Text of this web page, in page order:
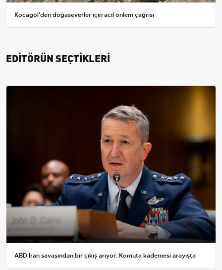
Kocagöl'den doğaseverler için acil önlem çağrısı
EDİTÖRÜN SEÇTİKLERİ
ABD İran savaşından bir çıkış arıyor: Komuta kademesi arayışta